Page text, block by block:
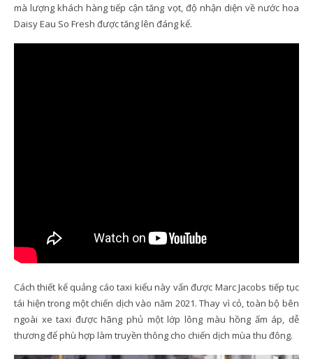
mà lượng khách hàng tiếp cận tăng vọt, độ nhận diện về nước hoa
Daisy Eau So Fresh được tăng lên đáng kể.
Cách thiết kế quảng cáo taxi kiểu này vấn được Marc Jacobs tiếp tục
tái hiện trong một chiến dịch vào năm 2021. Thay vì cỏ, toàn bộ bên
ngoài xe taxi được hãng phủ một lớp lông màu hồng ấm áp, dễ
thương để phù hợp làm truyền thông cho chiến dịch mùa thu đông.